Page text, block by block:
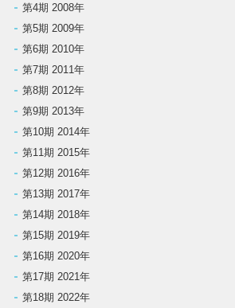
第4期 2008年
第5期 2009年
第6期 2010年
第7期 2011年
第8期 2012年
第9期 2013年
第10期 2014年
第11期 2015年
第12期 2016年
第13期 2017年
第14期 2018年
第15期 2019年
第16期 2020年
第17期 2021年
第18期 2022年